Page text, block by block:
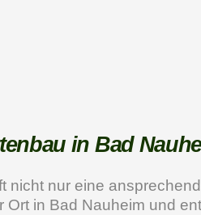
in Bad
nicht nur eine
Ort in Bad Nauheim und